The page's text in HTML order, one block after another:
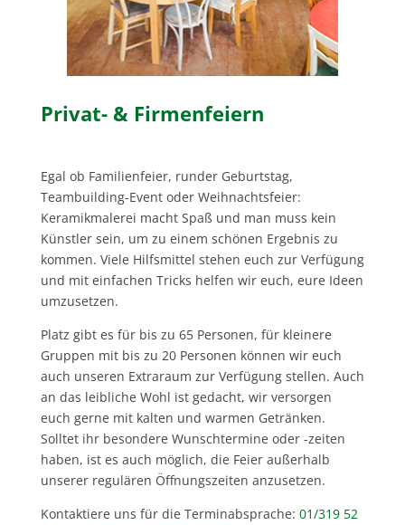
Privat- & Firmenfeiern
Egal ob Familienfeier, runder Geburtstag,
Teambuilding-Event oder Weihnachtsfeier:
Keramikmalerei macht Spaß und man muss kein
Künstler sein, um zu einem schönen Ergebnis zu
kommen. Viele Hilfsmittel stehen euch zur Verfügung
und mit einfachen Tricks helfen wir euch, eure Ideen
umzusetzen.
Platz gibt es für bis zu 65 Personen, für kleinere
Gruppen mit bis zu 20 Personen können wir euch
auch unseren Extraraum zur Verfügung stellen. Auch
an das leibliche Wohl ist gedacht, wir versorgen
euch gerne mit kalten und warmen Getränken.
Solltet ihr besondere Wunschtermine oder -zeiten
haben, ist es auch möglich, die Feier außerhalb
unserer regulären Öffnungszeiten anzusetzen.
Kontaktiere uns für die Terminabsprache: 01/319 52